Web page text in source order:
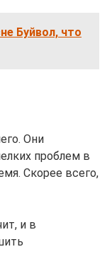
Буйвол, что
Они
проблем в
Скорее всего,
и в